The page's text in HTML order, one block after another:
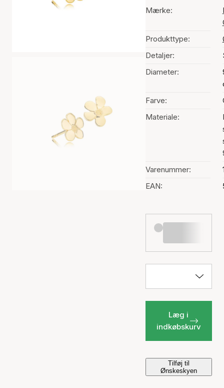
Mærke:
Produkttype:
Detaljer:
Diameter:
Farve:
Materiale:
Varenummer:
EAN:
Læg i
indkøbskurv
Tilføj til
Ønskeskyen